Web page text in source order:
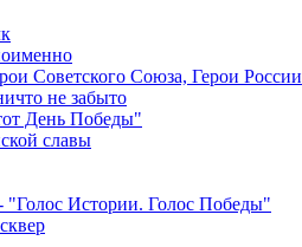
Советского Союза, Герои России
не забыто
День Победы"
славы
"Голос Истории. Голос Победы"